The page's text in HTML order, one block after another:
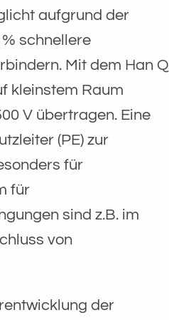
aufgrund der
schnellere
Mit dem Han Q
kleinstem Raum
V übertragen. Eine
(PE) zur
für
für
sind z.B. im
von
der